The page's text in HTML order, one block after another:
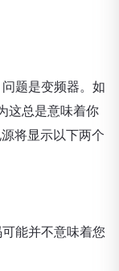
题是变频器。如
这总是意味着你
将显示以下两个
能并不意味着您